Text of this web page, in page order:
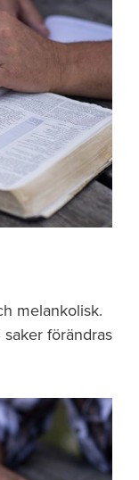
melankolisk.
förändras